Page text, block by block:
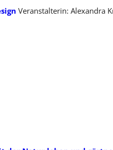
Veranstalterin: Alexandra